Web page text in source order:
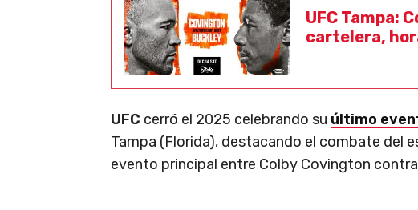
UFC Tampa:
cartelera,
UFC cerró el 2025 celebrando su último
Tampa (Florida), destacando el combate del
evento principal entre Colby Covington